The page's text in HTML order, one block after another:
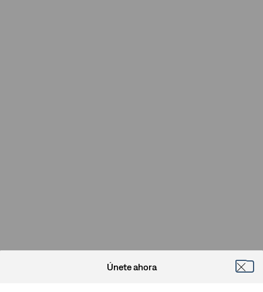
Únete ahora